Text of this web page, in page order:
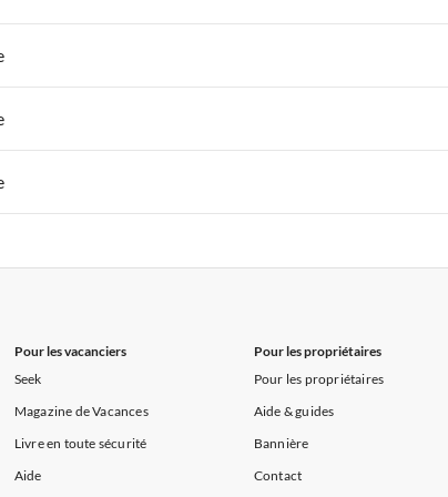
de Vacances à la Normandie Appartements de Vacances à
de Vacances à Paris-Ile de France
de Vacances à la Normandie Appartements de Vacances à
de Vacances à Paris-Ile de France
de Vacances à la Normandie Appartements de Vacances à
de Vacances à Paris-Ile de France
de Vacances à la Normandie Appartements de Vacances à
Pour les vacanciers
Seek
Magazine de Vacances
Livre en toute sécurité
Aide
Pour les propriétaires
Pour les propriétaires
Aide & guides
Bannière
Contact